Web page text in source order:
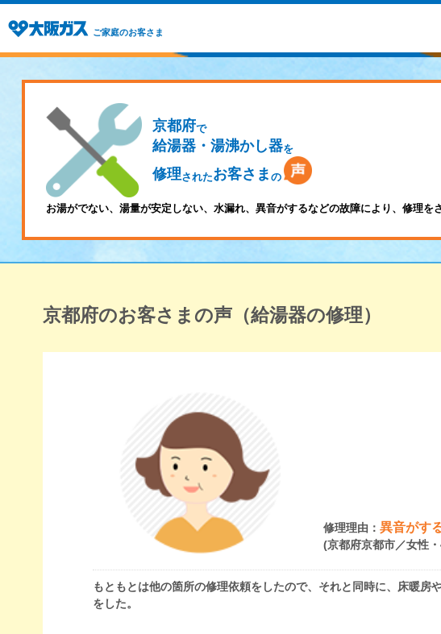
ご家庭のお客さま
京都府で
給湯器・湯沸かし器を
修理されたお客さま の
お湯がでない、湯量が安定しない、水漏れ、異音がするなどの故障により、修理を
京都府のお客さまの声（給湯器の修理）
修理理由：異音がす
(京都府京都市／女性
もともとは他の箇所の修理依頼をしたので、それと同時に、床暖
をした。